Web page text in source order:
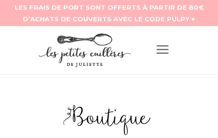
Boutique